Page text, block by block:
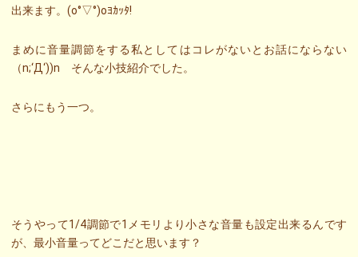
出来ます。(o°▽°)oﾖｶｯﾀ!
まめに音量調節をする私としてはコレがないとお話にならない
（n;‘Д‘))n そんな小技紹介でした。
さらにもう一つ。
そうやって1/4調節で1メモリより小さな音量も設定出来るんです
が、最小音量ってどこだと思います？